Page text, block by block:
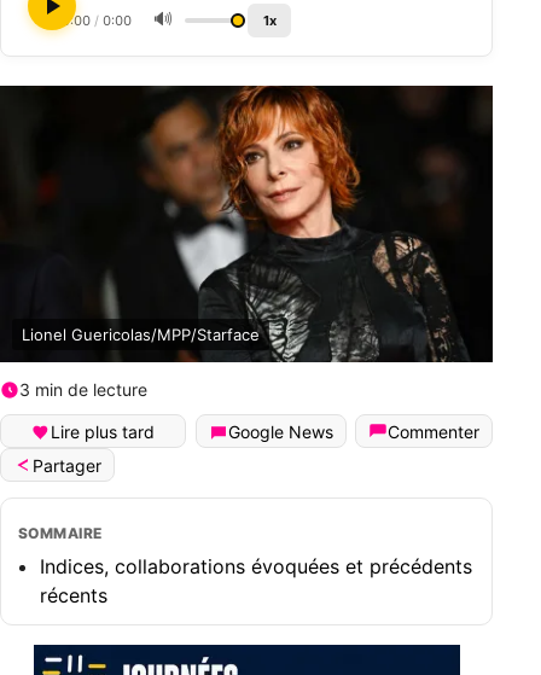
0:00 / 0:00 🔊 1x
Lionel Guericolas/MPP/Starface
3 min de lecture
Lire plus tard Google News
Commenter
Partager
SOMMAIRE
Indices, collaborations évoquées et précédents
récents